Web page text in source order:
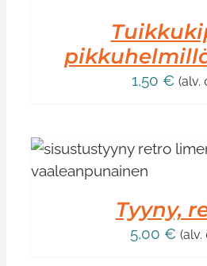
1,50 € (alv.
Tyyny,
5,00 € (alv.